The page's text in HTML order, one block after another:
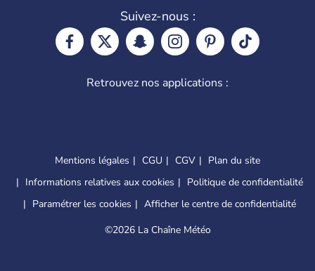
Suivez-nous :
Retrouvez nos applications :
Mentions légales CGU CGV
Plan du site
Informations relatives aux cookies
Politique de confidentialité
Paramétrer les cookies
Afficher le centre de confidentialité
©2026 La Chaîne Météo